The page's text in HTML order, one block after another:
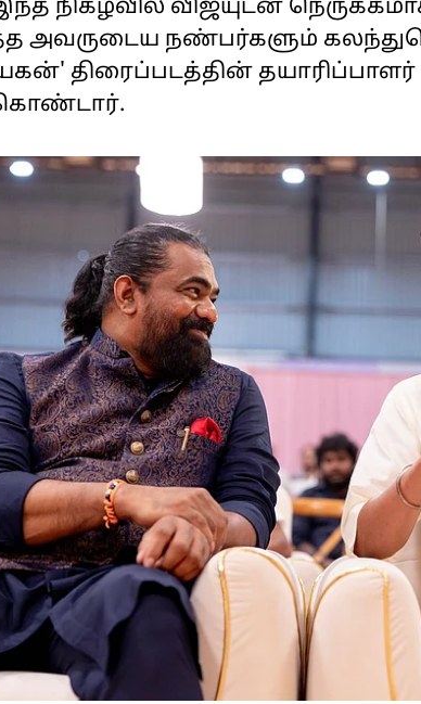
நிகழ்வில் விஜயுடன்
அவருடைய நண்பர்களும்
திரைப்படத்தின்